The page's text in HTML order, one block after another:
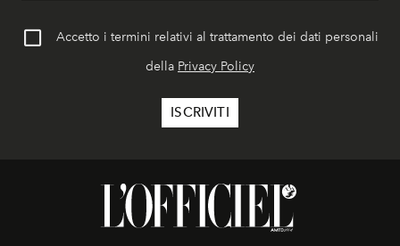
Accetto i termini relativi al trattamento dei dati personali
della Privacy Policy